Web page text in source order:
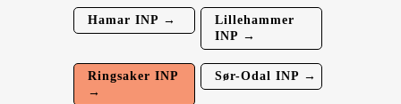
Hamar INP →
Lillehammer
INP →
Ringsaker INP
→
Sør-Odal INP →